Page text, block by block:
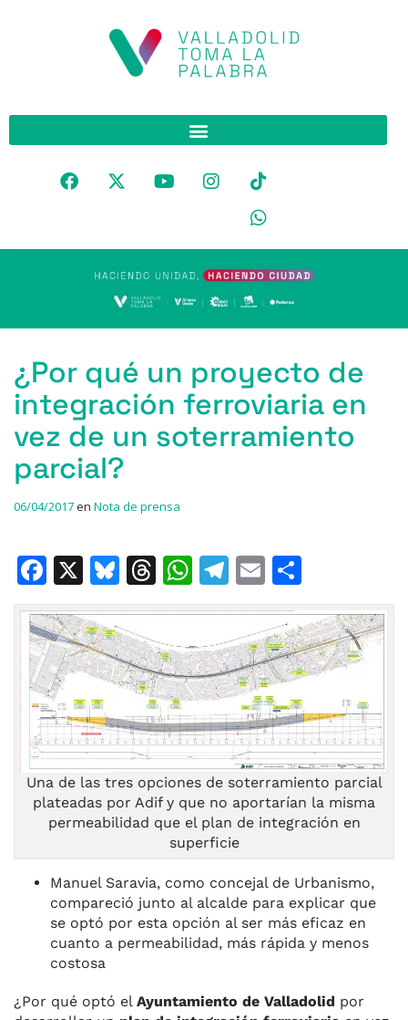
¿Por qué un proyecto de
integración ferroviaria en
vez de un soterramiento
parcial?
06/04/2017en Nota de prensa
F
a
c
e
b
o
o
k
X
Bl
u
e
s
k
y
T
h
a
d
s
W
h
s
A
p
p
T
el
e
gr
a
m
E
m
ai
l
o
m
p
ar
ti
r
Una de las tres opciones de soterramiento parcial
plateadas por Adif y que no aportarían la misma
permeabilidad que el plan de integración en
superficie
Manuel Saravia, como concejal de Urbanismo,
compareció junto al alcalde para explicar que
se optó por esta opción al ser más eficaz en
cuanto a permeabilidad, más rápida y menos
costosa
¿Por qué optó el Ayuntamiento de Valladolid por